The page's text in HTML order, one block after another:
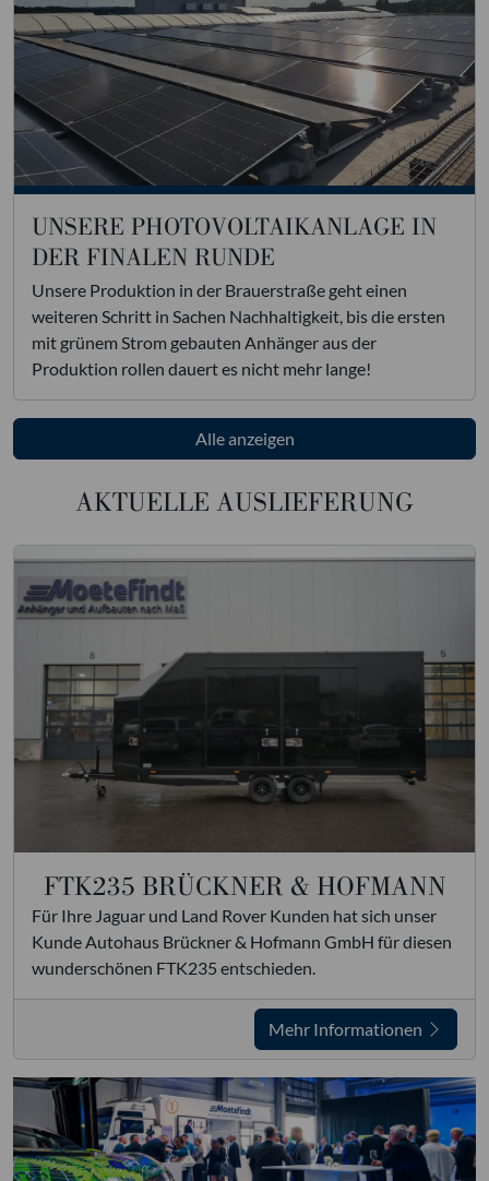
UNSERE PHOTOVOLTAIKANLAGE IN
DER FINALEN RUNDE
Unsere Produktion in der Brauerstraße geht einen
weiteren Schritt in Sachen Nachhaltigkeit, bis die ersten
mit grünem Strom gebauten Anhänger aus der
Produktion rollen dauert es nicht mehr lange!
Alle anzeigen
AKTUELLE AUSLIEFERUNG
FTK235 BRÜCKNER & HOFMANN
Für Ihre Jaguar und Land Rover Kunden hat sich unser
Kunde Autohaus Brückner & Hofmann GmbH für diesen
wunderschönen FTK235 entschieden.
Mehr Informationen